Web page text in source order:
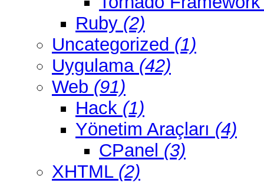
Ruby (2)
Uncategorized (1)
Uygulama (42)
Web (91)
Hack (1)
Yönetim Araçları (4)
CPanel (3)
XHTML (2)